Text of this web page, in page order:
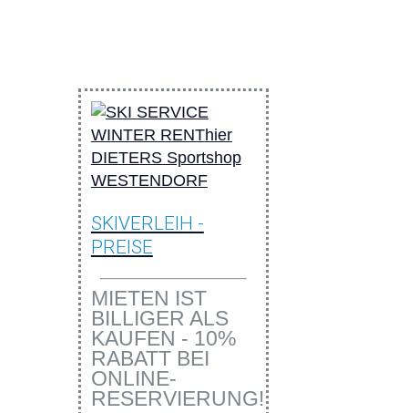
SKIVERLEIH -
PREISE
MIETEN IST
BILLIGER ALS
KAUFEN - 10%
RABATT BEI
ONLINE-
RESERVIERUNG!